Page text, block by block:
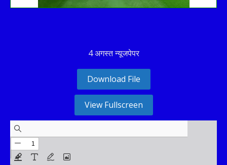
4 अगस्त न्यूजपेपर
Download File
View Fullscreen